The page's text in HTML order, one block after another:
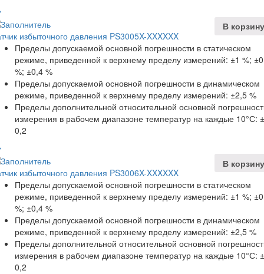
В корзину
избыточного давления PS3005X-XXXXXX
Пределы допускаемой основной погрешности в статическом
режиме, приведенной к верхнему пределу измерений: ±1 %;
%; ±0,4 %
Пределы допускаемой основной погрешности в динамическом
режиме, приведенной к верхнему пределу измерений: ±2,5 %
Пределы дополнительной относительной основной
измерения в рабочем диапазоне температур на каждые 10°С: ±
0,2
В корзину
избыточного давления PS3006X-XXXXXX
Пределы допускаемой основной погрешности в статическом
режиме, приведенной к верхнему пределу измерений: ±1 %;
%; ±0,4 %
Пределы допускаемой основной погрешности в динамическом
режиме, приведенной к верхнему пределу измерений: ±2,5 %
Пределы дополнительной относительной основной
измерения в рабочем диапазоне температур на каждые 10°С: ±
0,2